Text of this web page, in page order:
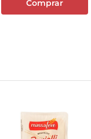
Comprar